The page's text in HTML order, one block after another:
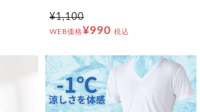
¥1,100
WEB価格¥990 税込